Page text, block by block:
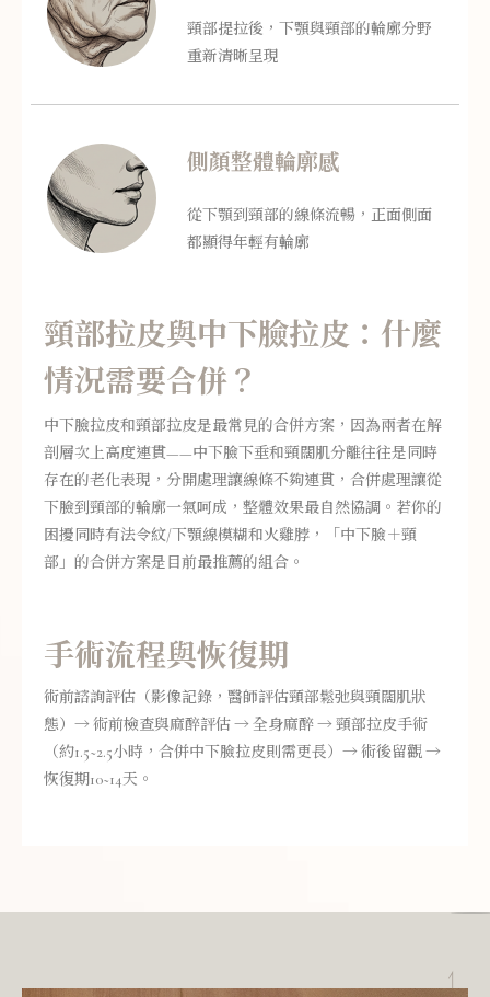
頸部提拉後，下顎與頸部的輪廓分野
重新清晰呈現
側顏整體輪廓感
從下顎到頸部的線條流暢，正面側面
都顯得年輕有輪廓
頸部拉皮與中下臉拉皮：什麼
情況需要合併？
中下臉拉皮和頸部拉皮是最常見的合併方案，因為兩者在解
剖層次上高度連貫——中下臉下垂和頸闊肌分離往往是同時
存在的老化表現，分開處理讓線條不夠連貫，合併處理讓從
下臉到頸部的輪廓一氣呵成，整體效果最自然協調。若你的
困擾同時有法令紋/下顎線模糊和火雞脖，「中下臉＋頸
部」的合併方案是目前最推薦的組合。
手術流程與恢復期
術前諮詢評估（影像記錄，醫師評估頸部鬆弛與頸闊肌狀
態）→ 術前檢查與麻醉評估 → 全身麻醉 → 頸部拉皮手術
（約1.5~2.5小時，合併中下臉拉皮則需更長）→ 術後留觀 →
恢復期10~14天。